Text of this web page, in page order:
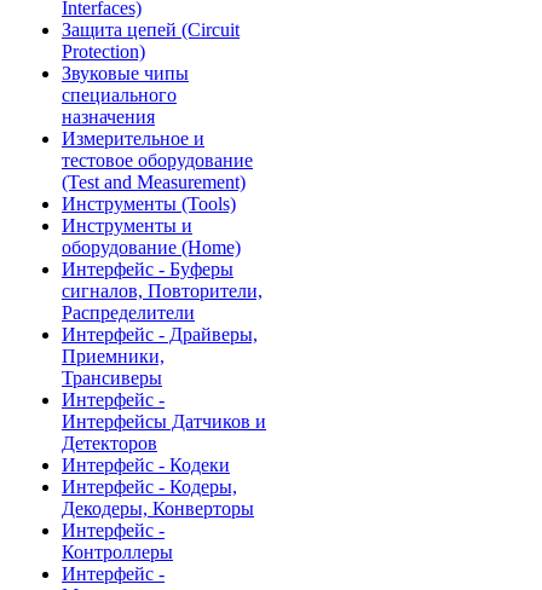
Interfaces)
Защита цепей (Circuit
Protection)
Звуковые чипы
специального
назначения
Измерительное и
тестовое оборудование
(Test and Measurement)
Инструменты (Tools)
Инструменты и
оборудование (Home)
Интерфейс - Буферы
сигналов, Повторители,
Распределители
Интерфейс - Драйверы,
Приемники,
Трансиверы
Интерфейс -
Интерфейсы Датчиков и
Детекторов
Интерфейс - Кодеки
Интерфейс - Кодеры,
Декодеры, Конверторы
Интерфейс -
Контроллеры
Интерфейс -